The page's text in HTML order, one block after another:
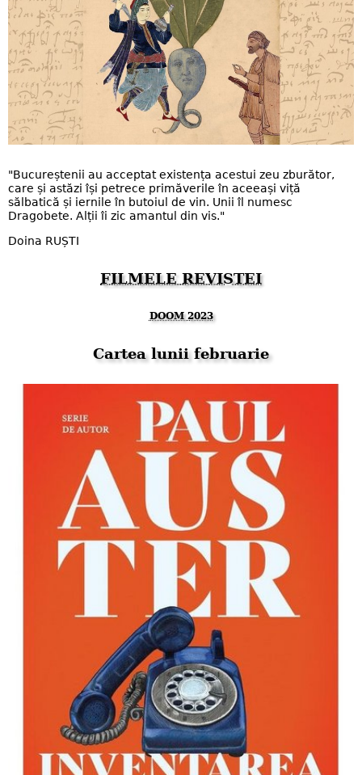
"Bucureștenii au acceptat existența acestui zeu zburător,
care și astăzi își petrece primăverile în aceeași viță
sălbatică și iernile în butoiul de vin. Unii îl numesc
Dragobete. Alții îi zic amantul din vis."
Doina RUȘTI
FILMELE REVISTEI
DOOM 2023
Cartea lunii februarie